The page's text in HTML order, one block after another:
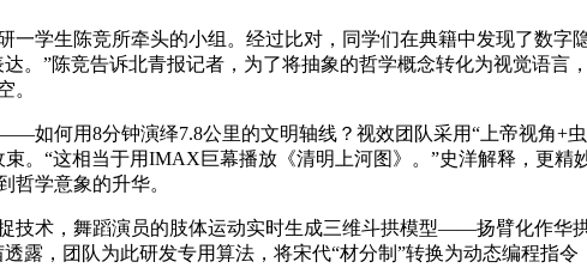
生陈竞所牵头的小组。经过比对，同学们在典籍中发现了数字
。”陈竞告诉北青报记者，为了将抽象的哲学概念转化为视觉语言
。
何用8分钟演绎7.8公里的文明轴线？视效团队采用“上帝视角+
。“这相当于用IMAX巨幕播放《清明上河图》。”史洋解释，更
哲学意象的升华。
术，舞蹈演员的肢体运动实时生成三维斗拱模型——扬臂化作华拱
露，团队为此研发专用算法，将宋代“材分制”转换为动态编程指令